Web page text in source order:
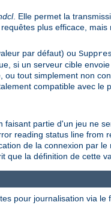
. Elle permet la
plus efficace,
par défaut) ou
si un serveur cible
ou tout simplement non
compatible avec le
faisant partie d'un jeu ne
reading status line
de la connexion par
que la définition de cette
pour journalisation via le